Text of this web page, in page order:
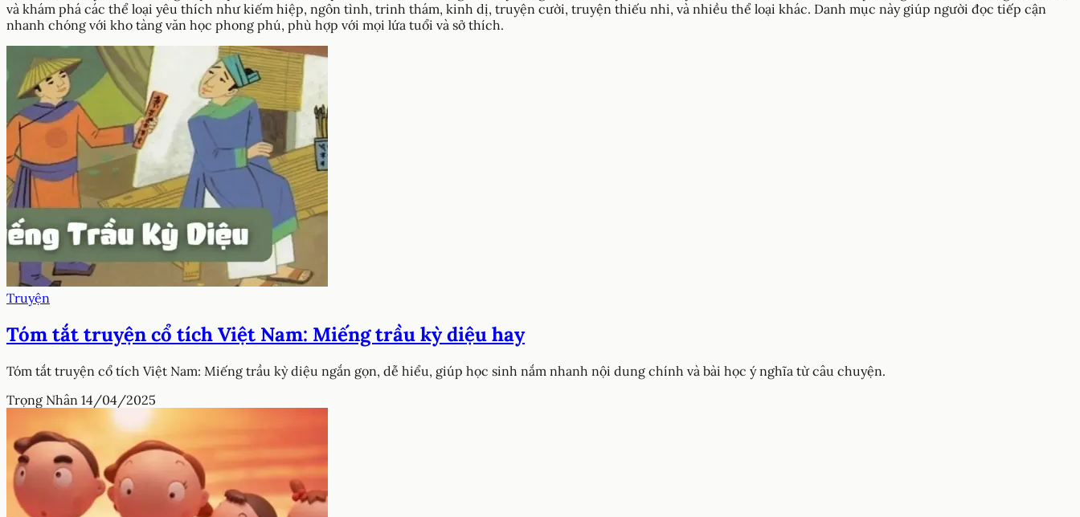
và khám phá các thể loại yêu thích như kiếm hiệp, ngôn tình, trinh thám, kinh dị, truyện cười, truyện thiếu nhi, và nhiều thể loại khác. Danh mục này giúp người đọc tiếp cận
nhanh chóng với kho tàng văn học phong phú, phù hợp với mọi lứa tuổi và sở thích.
Truyện
Tóm tắt truyện cổ tích Việt Nam: Miếng trầu kỳ diệu hay
Tóm tắt truyện cổ tích Việt Nam: Miếng trầu kỳ diệu ngắn gọn, dễ hiểu, giúp học sinh nắm nhanh nội dung chính và bài học ý nghĩa từ câu chuyện.
Trọng Nhân 14/04/2025